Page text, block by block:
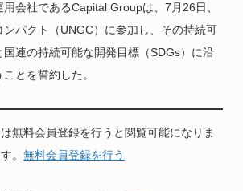
会社であるCapital Groupは、7月26日、
ンパクト（UNGC）に参加し、その持続可
連の持続可能な開発目標（SDGs）に沿
とを誓約した。
無料会員登録を行うと閲覧可能になりま
す。 無料会員登録を行う